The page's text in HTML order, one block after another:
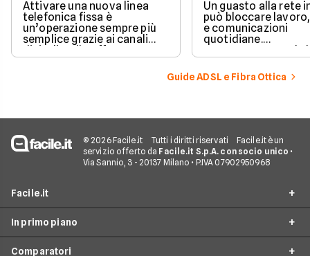
Attivare una nuova linea
telefonica fissa è
un’operazione sempre più
semplice grazie ai canali
digitali e alle offerte
integrate con internet casa.
Un guasto alla rete
può bloccare
e comunicazioni
quotidiane.
Fortunatamente, la
prevede strumenti
per ottenere un
risarcimento in
Guide ADSL e Fibra Ottica
© 2026 Facile.it Tutti i diritti riservati
Facile.it è un
servizio offerto da Facile.it S.p.A. con socio unico •
Via Sannio, 3 - 20137 Milano • P.IVA 07902950968
Facile.it
Assicurazioni
Prestiti
In primo piano
Comparatori